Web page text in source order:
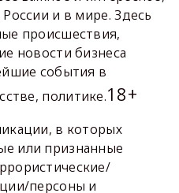
и в мире. Здесь
происшествия,
новости бизнеса
события в
политике.18+
в которых
или признанные
персоны и